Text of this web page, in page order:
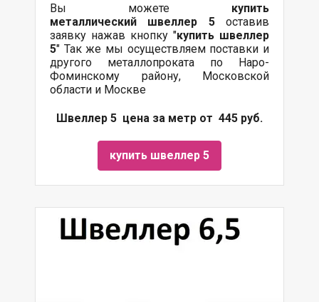
Вы можете купить
металлический швеллер 5оставив
заявку нажав кнопку "купить швеллер
5" Так же мы осуществляем поставки и
другого металлопроката по Наро-
Фоминскому району, Московской
области и Москве
Швеллер 5 цена за метр от 445 руб.
купить швеллер 5